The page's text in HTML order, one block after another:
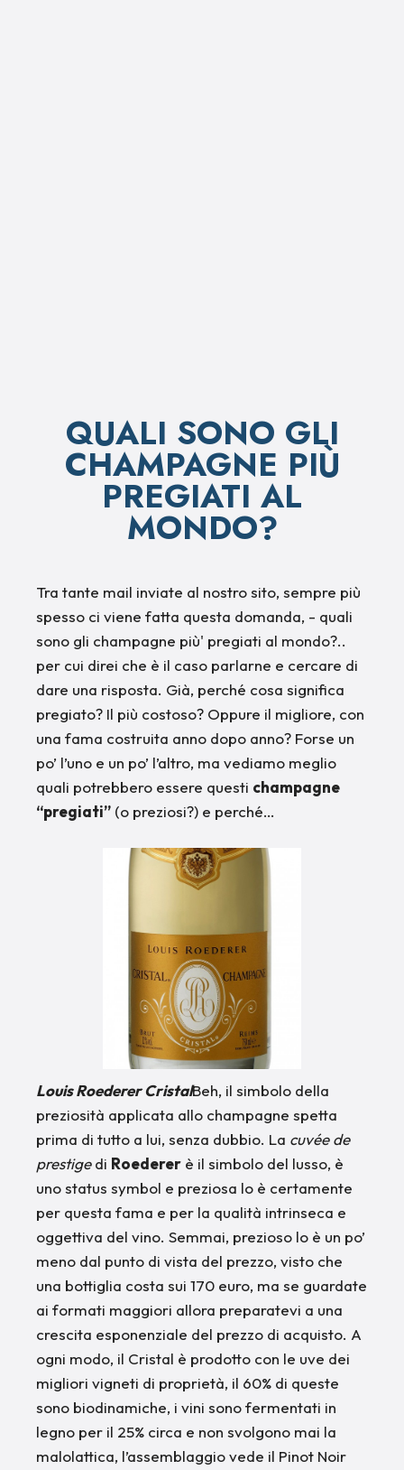
QUALI SONO GLI
CHAMPAGNE PIÙ
PREGIATI AL
MONDO?
Tra tante mail inviate al nostro sito, sempre più
spesso ci viene fatta questa domanda, - quali
sono gli champagne più' pregiati al mondo?..
per cui direi che è il caso parlarne e cercare di
dare una risposta. Già, perché cosa significa
pregiato? Il più costoso? Oppure il migliore, con
una fama costruita anno dopo anno? Forse un
po’ l’uno e un po’ l’altro, ma vediamo meglio
quali potrebbero essere questi champagne
“pregiati” (o preziosi?) e perché…
Louis Roederer CristalBeh, il simbolo della
preziosità applicata allo champagne spetta
prima di tutto a lui, senza dubbio. La cuvée de
prestigedi Roederer è il simbolo del lusso, è
uno status symbol e preziosa lo è certamente
per questa fama e per la qualità intrinseca e
oggettiva del vino. Semmai, prezioso lo è un po’
meno dal punto di vista del prezzo, visto che
una bottiglia costa sui 170 euro, ma se guardate
ai formati maggiori allora preparatevi a una
crescita esponenziale del prezzo di acquisto. A
ogni modo, il Cristal è prodotto con le uve dei
migliori vigneti di proprietà, il 60% di queste
sono biodinamiche, i vini sono fermentati in
legno per il 25% circa e non svolgono mai la
malolattica, l’assemblaggio vede il Pinot Noir